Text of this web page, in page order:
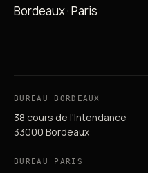
Bordeaux · Paris
BUREAU BORDEAUX
38 cours de l'Intendance
33000 Bordeaux
BUREAU PARIS